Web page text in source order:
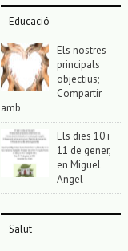
Educació
Els nostres
principals
objectius;
Compartir
amb
Els dies 10 i
11 de gener,
en Miguel
Angel
Salut